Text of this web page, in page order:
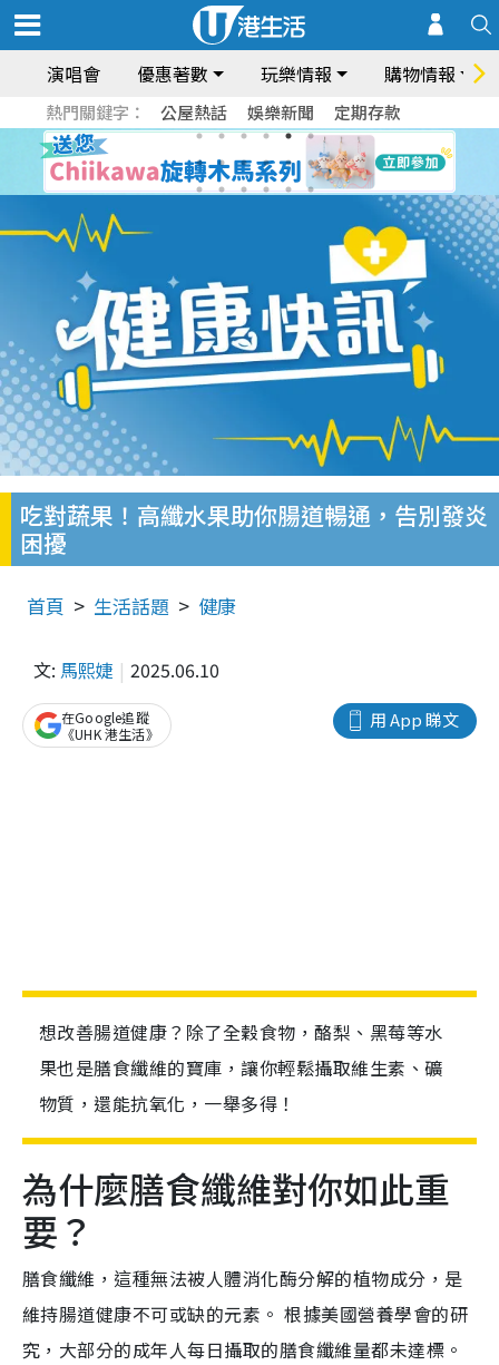
演唱會 優惠著數 玩樂情報 購物情報
熱門關鍵字： 公屋熱話 娛樂新聞 定期存款
吃對蔬果！高纖水果助你腸道暢通，告別發炎
困擾
首頁 生活話題 健康
文: 馬熙婕 2025.06.10
用 App 睇文
在Google追蹤
《UHK 港生活》
想改善腸道健康？除了全穀食物，酪梨、黑莓等水
果也是膳食纖維的寶庫，讓你輕鬆攝取維生素、礦
物質，還能抗氧化，一舉多得！
為什麼膳食纖維對你如此重
要？
膳食纖維，這種無法被人體消化酶分解的植物成分，是
維持腸道健康不可或缺的元素。 根據美國營養學會的研
究，大部分的成年人每日攝取的膳食纖維量都未達標。